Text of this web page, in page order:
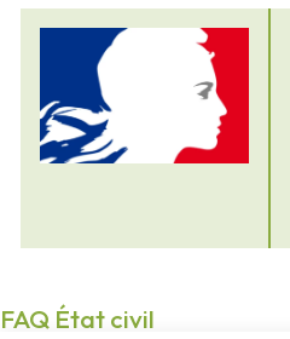
FAQ État civil